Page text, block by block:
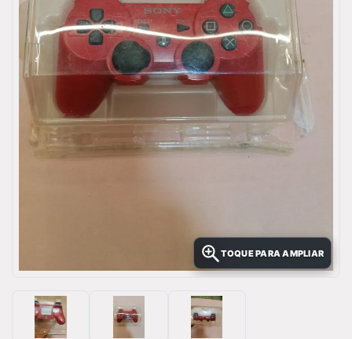
TOQUE PARA AMPLIAR